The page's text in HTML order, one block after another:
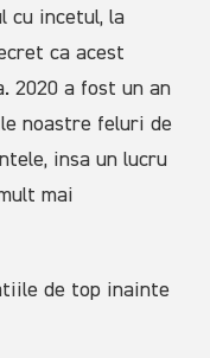
cu incetul, la
ca acest
2020 a fost un an
noastre feluri de
insa un lucru
mai
de top inainte